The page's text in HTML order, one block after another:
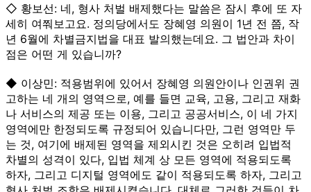
◇ 황보선: 네, 형사 처벌 배제했다는 말씀은 잠시 후에 또 자
세히 여쭤보고요. 정의당에서도 장혜영 의원이 1년 전 쯤, 작
년 6월에 차별금지법을 대표 발의했는데요. 그 법안과 차이
점은 어떤 게 있습니까?
◆ 이상민: 적용범위에 있어서 장혜영 의원안이나 인권위 권
고하는 네 개의 영역으로, 예를 들면 교육, 고용, 그리고 재화
나 서비스의 제공 또는 이용, 그리고 공공서비스, 이 네 가지
영역에만 한정되도록 규정되어 있습니다만, 그런 영역만 두
는 것, 여기에 배제된 영역을 제외시킨 것은 오히려 입법적
차별의 성격이 있다, 입법 체계 상 모든 영역에 적용되도록
하자, 그리고 디지털 영역에도 같이 적용되도록 하자, 그리고